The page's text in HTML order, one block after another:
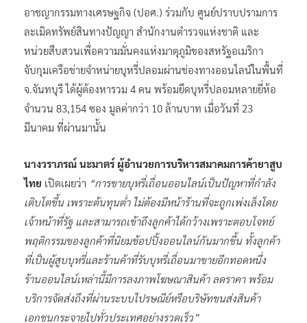
อาชญากรรมทางเศรษฐกิจ (ปอศ.) ร่วมกับ ศูนย์ปราบปรามการ
ละเมิดทรัพย์สินทางปัญญา สำนักงานตำรวจแห่งชาติ และ
หน่วยสืบสวนเพื่อความมั่นคงแห่งมาตุภูมิของสหรัฐอเมริกา
จับกุมเครือข่ายจำหน่ายบุหรี่ปลอมผ่านช่องทางออนไลน์ในพื้นที่
จ.จันทบุรี ได้ผู้ต้องหารวม 4 คน พร้อมยึดบุหรี่ปลอมหลายยี่ห้อ
จำนวน 83,154 ซอง มูลค่ากว่า 10 ล้านบาท เมื่อวันที่ 23
มีนาคม ที่ผ่านมานั้น
นางวราภรณ์ นะมาตร์ ผู้อำนวยการบริหารสมาคมการค้ายาสูบ
ไทย เปิดเผยว่า “การขายบุหรี่เถื่อนออนไลน์เป็นปัญหาที่กำลัง
เติบโตขึ้น เพราะต้นทุนต่ำ ไม่ต้องมีหน้าร้านที่จะถูกเพ่งเล็งโดย
เจ้าหน้าที่รัฐ และสามารถเข้าถึงลูกค้าได้กว้างเพราะตอบโจทย์
พฤติกรรมของลูกค้าที่นิยมช้อปปิ้งออนไลน์กันมากขึ้น ทั้งลูกค้า
ที่เป็นผู้สูบบุหรี่และร้านค้าที่รับบุหรี่เถื่อนมาขายอีกทอดหนึ่ง
ร้านออนไลน์เหล่านี้มีการลงภาพโฆษณาสินค้า ลดราคา พร้อม
บริการจัดส่งถึงที่ผ่านระบบไปรษณีย์หรือบริษัทขนส่งสินค้า
เอกชนกระจายไปทั่วประเทศอย่างรวดเร็ว”